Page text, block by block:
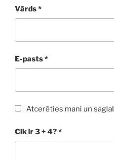
Vārds*
E-pasts*
Atcerēties mani un
Cik ir 3 + 4?*